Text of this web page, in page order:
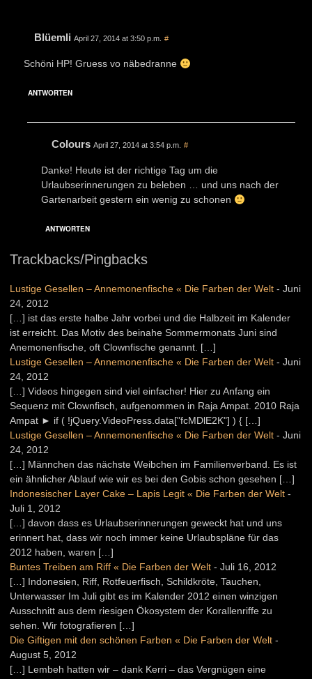
Blüemli April 27, 2014 at 3:50 p.m. #
Schöni HP! Gruess vo näbedranne
ANTWORTEN
Colours April 27, 2014 at 3:54 p.m. #
Danke! Heute ist der richtige Tag um die
Urlaubserinnerungen zu beleben … und uns nach der
Gartenarbeit gestern ein wenig zu schonen
ANTWORTEN
Trackbacks/Pingbacks
Lustige Gesellen – Annemonenfische « Die Farben der Welt - Juni
24, 2012
[…] ist das erste halbe Jahr vorbei und die Halbzeit im Kalender
ist erreicht. Das Motiv des beinahe Sommermonats Juni sind
Anemonenfische, oft Clownfische genannt. […]
Lustige Gesellen – Annemonenfische « Die Farben der Welt - Juni
24, 2012
[…] Videos hingegen sind viel einfacher! Hier zu Anfang ein
Sequenz mit Clownfisch, aufgenommen in Raja Ampat. 2010 Raja
Ampat ► if ( !jQuery.VideoPress.data["fcMDlE2K"] ) { […]
Lustige Gesellen – Annemonenfische « Die Farben der Welt - Juni
24, 2012
[…] Männchen das nächste Weibchen im Familienverband. Es ist
ein ähnlicher Ablauf wie wir es bei den Gobis schon gesehen […]
Indonesischer Layer Cake – Lapis Legit « Die Farben der Welt -
Juli 1, 2012
[…] davon dass es Urlaubserinnerungen geweckt hat und uns
erinnert hat, dass wir noch immer keine Urlaubspläne für das
2012 haben, waren […]
Buntes Treiben am Riff « Die Farben der Welt - Juli 16, 2012
[…] Indonesien, Riff, Rotfeuerfisch, Schildkröte, Tauchen,
Unterwasser Im Juli gibt es im Kalender 2012 einen winzigen
Ausschnitt aus dem riesigen Ökosystem der Korallenriffe zu
sehen. Wir fotografieren […]
Die Giftigen mit den schönen Farben « Die Farben der Welt -
August 5, 2012
[…] Lembeh hatten wir – dank Kerri – das Vergnügen eine